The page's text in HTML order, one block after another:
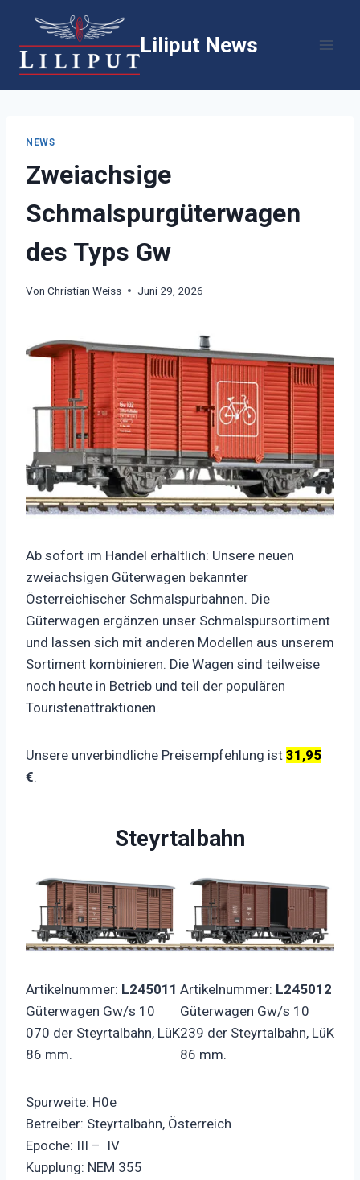
springen
Liliput News
NEWS
Zweiachsige
Schmalspurgüterwagen
des Typs Gw
Von Christian Weiss Juni 29, 2026
Ab sofort im Handel erhältlich: Unsere neuen
zweiachsigen Güterwagen bekannter
Österreichischer Schmalspurbahnen. Die
Güterwagen ergänzen unser Schmalspursortiment
und lassen sich mit anderen Modellen aus unserem
Sortiment kombinieren. Die Wagen sind teilweise
noch heute in Betrieb und teil der populären
Touristenattraktionen.
Unsere unverbindliche Preisempfehlung ist 31,95
€.
Steyrtalbahn
Artikelnummer: L245011
Güterwagen Gw/s 10
070 der Steyrtalbahn, LüK
86 mm.
Artikelnummer: L245012
Güterwagen Gw/s 10
239 der Steyrtalbahn, LüK
86 mm.
Spurweite: H0e
Betreiber: Steyrtalbahn, Österreich
Epoche: III – IV
Kupplung: NEM 355